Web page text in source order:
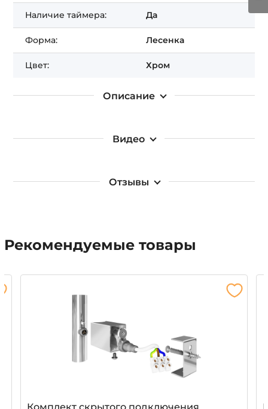
Описание
Наличие таймера: Да
Форма: Лесенка
Цвет: Хром
Видео
Отзывы
Рекомендуемые товары